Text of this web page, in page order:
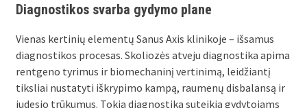
Diagnostikos svarba gydymo plane
Vienas kertinių elementų Sanus Axis klinikoje – išsamus
diagnostikos procesas. Skoliozės atveju diagnostika apima
rentgeno tyrimus ir biomechaninį vertinimą, leidžiantį
tiksliai nustatyti iškrypimo kampą, raumenų disbalansą ir
judesio trūkumus. Tokia diagnostika suteikia gydytojams